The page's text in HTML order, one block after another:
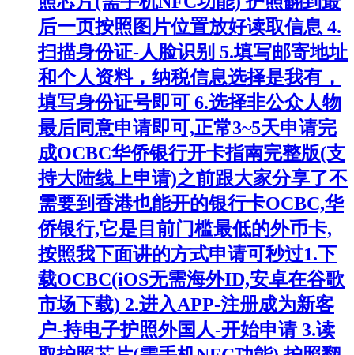
后一页按照图片位置放好读取信息 4.
扫描身份证-人脸识别 5.填写邮寄地址
和个人资料，纳税信息选择是我有，
填写身份证号即可 6.选择非公众人物
最后同意申请即可,正常3~5天申请完
成OCBC华侨银行开卡指南完整版(支
持大陆线上申请)之前跟大家分享了不
需要到香港也能开的银行卡OCBC,华
侨银行,它是目前门槛最低的外币卡,
按照我下面讲的方式申请可秒过1.下
载OCBC(iOS无需海外ID,安卓在谷歌
市场下载) 2.进入APP-注册成为新客
户-持电子护照外国人-开始申请 3.读